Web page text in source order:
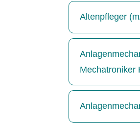
Altenpfleger
Mechatroniker